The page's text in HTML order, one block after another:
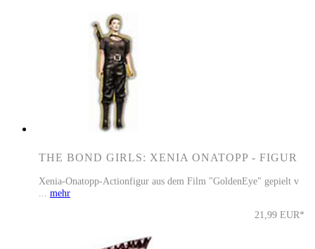
THE BOND GIRLS: XENIA ONATOPP - FIGUR
Xenia-Onatopp-Actionfigur aus dem Film "GoldenEye" gepielt v
mehr
21,99 EUR*